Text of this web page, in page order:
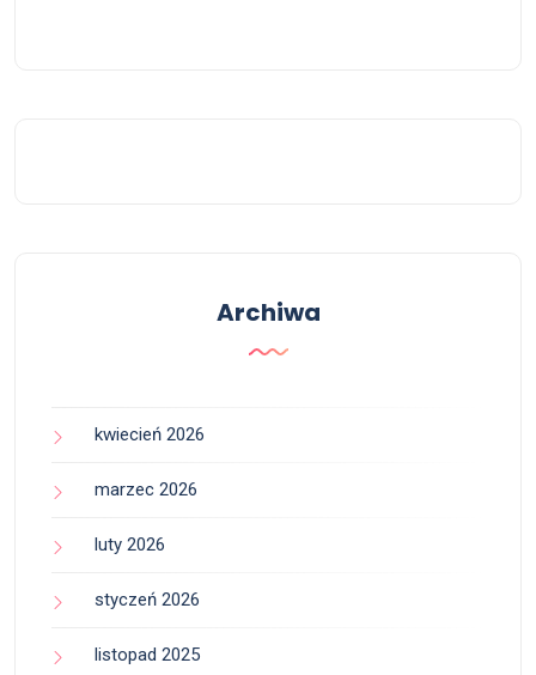
Archiwa
kwiecień 2026
marzec 2026
luty 2026
styczeń 2026
listopad 2025